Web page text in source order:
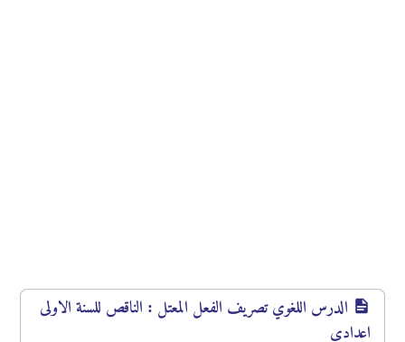
الدرس اللغوي تصريف الفعل المعتل : الناقص للسنة الاولى
اعدادي